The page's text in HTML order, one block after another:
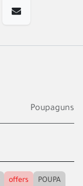
Poupaguns
offers POUPA